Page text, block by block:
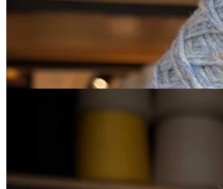
650
Купить
В наличии 665 гр
меринос
450 м/100 г